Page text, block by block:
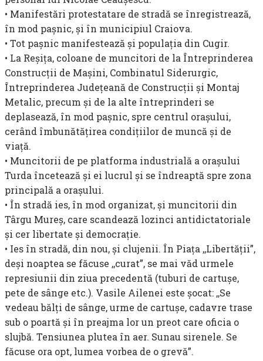
• Manifestări protestatare de stradă se în­registrează,
în mod paşnic, şi în municipiul Craiova.
• Tot paşnic mani­festează şi populaţia din Cugir.
• La Reşiţa, coloane de muncitori de la Întreprinderea
Construcţii de Maşini, Combinatul Siderurgic,
Întreprin­derea Judeţeană de Construcţii şi Montaj
Metalic, precum şi de la alte întreprinderi se
deplasează, în mod paşnic, spre centrul oraşului,
cerând îmbunătăţirea condiţiilor de muncă şi de
viaţă.
• Muncitorii de pe plat­forma industrială a oraşului
Turda încetează şi ei lucrul şi se îndreaptă spre zona
principală a oraşului.
• În stradă ies, în mod organizat, şi muncitorii din
Târgu Mureş, care scandează lozinci antidictatoriale
şi cer libertate şi democraţie.
• Ies în stradă, din nou, şi clujenii. În Piaţa ,,Libertăţii”,
deşi noaptea se făcuse ,,curat”, se mai văd urmele
repre­siunii din ziua precedentă (tuburi de cartuşe,
pete de sânge etc.). Vasile Ailenei este şocat: ,,Se
vedeau bălţi de sânge, urme de cartuşe, cadavre trase
sub o poartă şi în preajma lor un preot care oficia o
slujbă. Ten­siunea plutea în aer. Sunau sirenele. Se
făcuse ora opt, lumea vorbea de o grevă”.